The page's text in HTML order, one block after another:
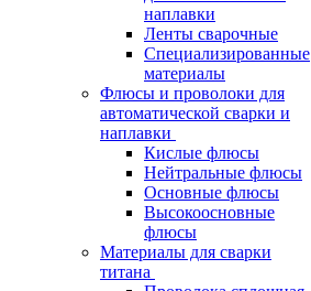
наплавки
Ленты сварочные
Специализированные
материалы
Флюсы и проволоки для
автоматической сварки и
наплавки
Кислые флюсы
Нейтральные флюсы
Основные флюсы
Высокоосновные
флюсы
Материалы для сварки
титана